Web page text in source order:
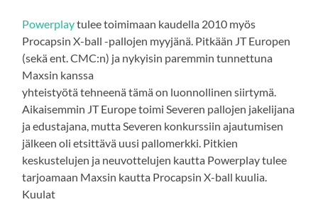
Powerplaytulee toimimaan kaudella 2010 myös
Procapsin X-ball -pallojen myyjänä. Pitkään JT Europen
(sekä ent. CMC:n) ja nykyisin paremmin tunnettuna
Maxsin kanssa
yhteistyötä tehneenä tämä on luonnollinen siirtymä.
Aikaisemmin JT Europe toimi Severen pallojen jakelijana
ja edustajana, mutta Severen konkurssiin ajautumisen
jälkeen oli etsittävä uusi pallomerkki. Pitkien
keskustelujen ja neuvottelujen kautta Powerplay tulee
tarjoamaan Maxsin kautta Procapsin X-ball kuulia.
Kuulat